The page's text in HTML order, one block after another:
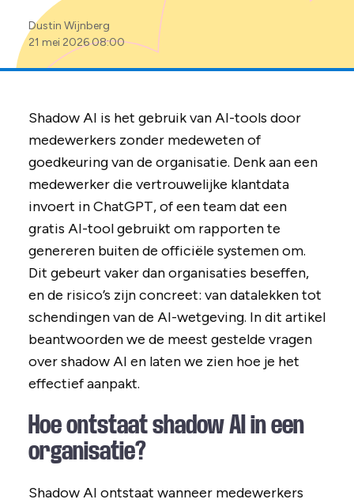
Posted
by:
Dustin Wijnberg
21 mei 2026 08:00
Shadow AI is het gebruik van AI-tools door
medewerkers zonder medeweten of
goedkeuring van de organisatie. Denk aan een
medewerker die vertrouwelijke klantdata
invoert in ChatGPT, of een team dat een
gratis AI-tool gebruikt om rapporten te
genereren buiten de officiële systemen om.
Dit gebeurt vaker dan organisaties beseffen,
en de risico’s zijn concreet: van datalekken tot
schendingen van de AI-wetgeving. In dit artikel
beantwoorden we de meest gestelde vragen
over shadow AI en laten we zien hoe je het
effectief aanpakt.
Hoe ontstaat shadow AI in een
organisatie?
Shadow AI ontstaat wanneer medewerkers